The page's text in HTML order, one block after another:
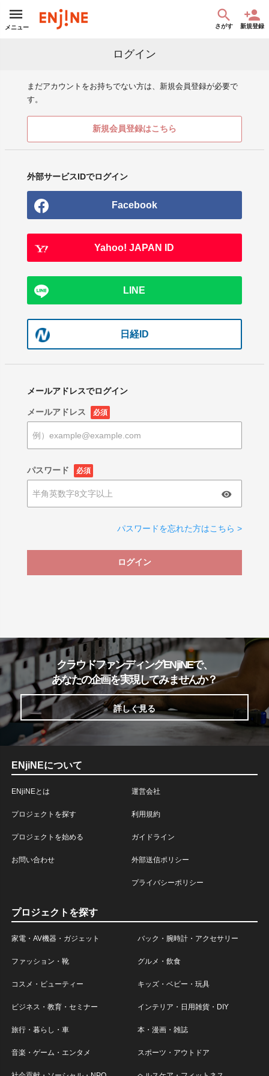
メニュー さがす 新規登録
ログイン
まだアカウントをお持ちでない方は、新規会員登録が必要で
す。
新規会員登録はこちら
外部サービスIDでログイン
Facebook
Yahoo! JAPAN ID
LINE
日経ID
メールアドレスでログイン
メールアドレス 必須
パスワード 必須
パスワードを忘れた方はこちら >
ログイン
クラウドファンディングENjiNEで、
あなたの企画を実現してみませんか？
詳しく見る
ENjiNEについて
ENjiNEとは
プロジェクトを探す
プロジェクトを始める
お問い合わせ
運営会社
利用規約
ガイドライン
外部送信ポリシー
プライバシーポリシー
プロジェクトを探す
家電・AV機器・ガジェット バック・腕時計・アクセサリー
ファッション・靴 グルメ・飲食
コスメ・ビューティー キッズ・ベビー・玩具
ビジネス・教育・セミナー インテリア・日用雑貨・DIY
旅行・暮らし・車 本・漫画・雑誌
音楽・ゲーム・エンタメ スポーツ・アウトドア